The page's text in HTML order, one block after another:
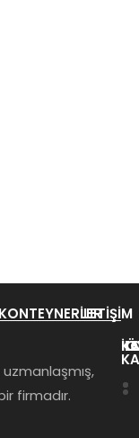
KONTEYNERLERİLETIŞIM
firmadır.